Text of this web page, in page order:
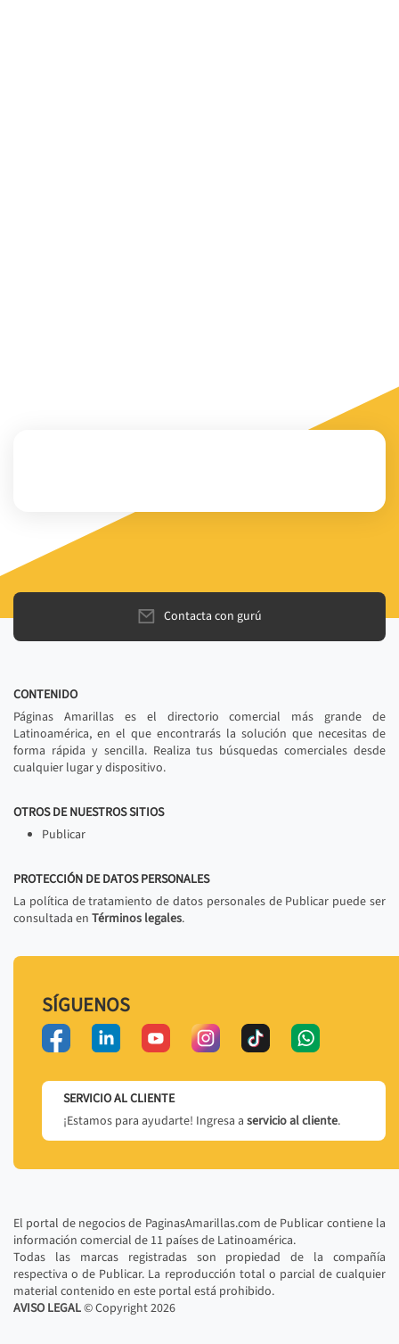
Contacta con gurú
CONTENIDO
Páginas Amarillas es el directorio comercial más grande de
Latinoamérica, en el que encontrarás la solución que necesitas de
forma rápida y sencilla. Realiza tus búsquedas comerciales desde
cualquier lugar y dispositivo.
OTROS DE NUESTROS SITIOS
Publicar
PROTECCIÓN DE DATOS PERSONALES
La política de tratamiento de datos personales de Publicar puede ser
consultada en Términos legales.
SÍGUENOS
SERVICIO AL CLIENTE
¡Estamos para ayudarte! Ingresa a servicio al cliente.
El portal de negocios de PaginasAmarillas.com de Publicar contiene la
información comercial de 11 países de Latinoamérica.
Todas las marcas registradas son propiedad de la compañía
respectiva o de Publicar. La reproducción total o parcial de cualquier
material contenido en este portal está prohibido.
AVISO LEGAL© Copyright2026